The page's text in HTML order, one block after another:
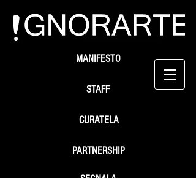
STAFF
MANIFESTO
PARTNERSHIP
CURATELA